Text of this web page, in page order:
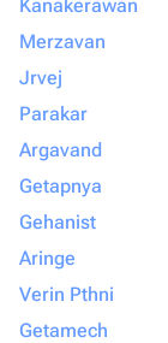
Kanakerawan
Merzavan
Jrvej
Parakar
Argavand
Getapnya
Gehanist
Aringe
Verin Pthni
Getamech